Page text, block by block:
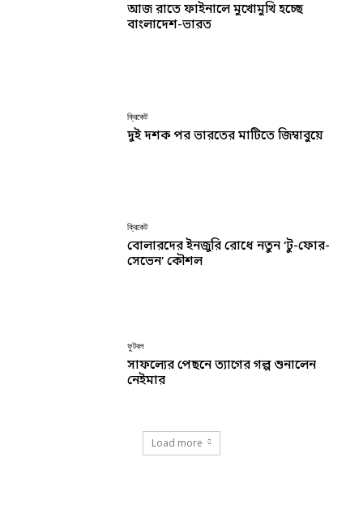
আজ রাতে ফাইনালে মুখোমুখি হচ্ছে
বাংলাদেশ-ভারত
ক্রিকেট
দুই দশক পর ভারতের মাটিতে জিম্বাবুয়ে
ক্রিকেট
বোলারদের ইনজুরি রোধে নতুন ‘টু-ফোর-
সেভেন’ কৌশল
ফুটবল
সাফল্যের পেছনে ত্যাগের গল্প শুনালেন
নেইমার
Load more